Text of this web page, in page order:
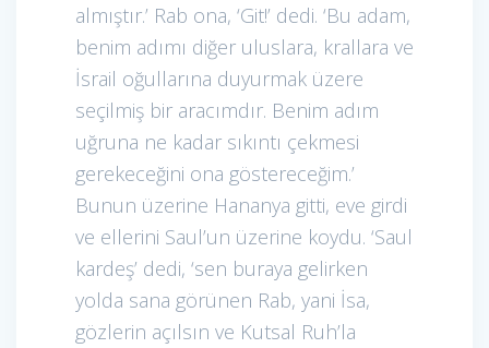
almıştır.’ Rab ona, ‘Git!’ dedi. ‘Bu adam,
benim adımı diğer uluslara, krallara ve
İsrail oğullarına duyurmak üzere
seçilmiş bir aracımdır. Benim adım
uğruna ne kadar sıkıntı çekmesi
gerekeceğini ona göstereceğim.’
Bunun üzerine Hananya gitti, eve girdi
ve ellerini Saul’un üzerine koydu. ‘Saul
kardeş’ dedi, ‘sen buraya gelirken
yolda sana görünen Rab, yani İsa,
gözlerin açılsın ve Kutsal Ruh’la